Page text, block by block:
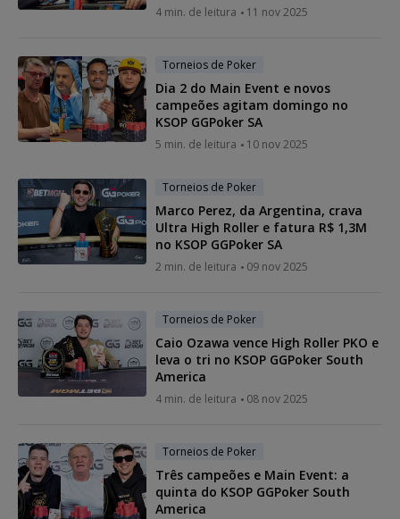
4 min. de leitura 11 nov 2025
Torneios de Poker
Dia 2 do Main Event e novos
campeões agitam domingo no
KSOP GGPoker SA
5 min. de leitura 10 nov 2025
Torneios de Poker
Marco Perez, da Argentina, crava
Ultra High Roller e fatura R$ 1,3M
no KSOP GGPoker SA
2 min. de leitura 09 nov 2025
Torneios de Poker
Caio Ozawa vence High Roller PKO e
leva o tri no KSOP GGPoker South
America
4 min. de leitura 08 nov 2025
Torneios de Poker
Três campeões e Main Event: a
quinta do KSOP GGPoker South
America